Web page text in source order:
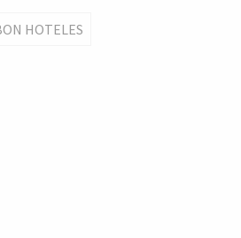
HOTELES